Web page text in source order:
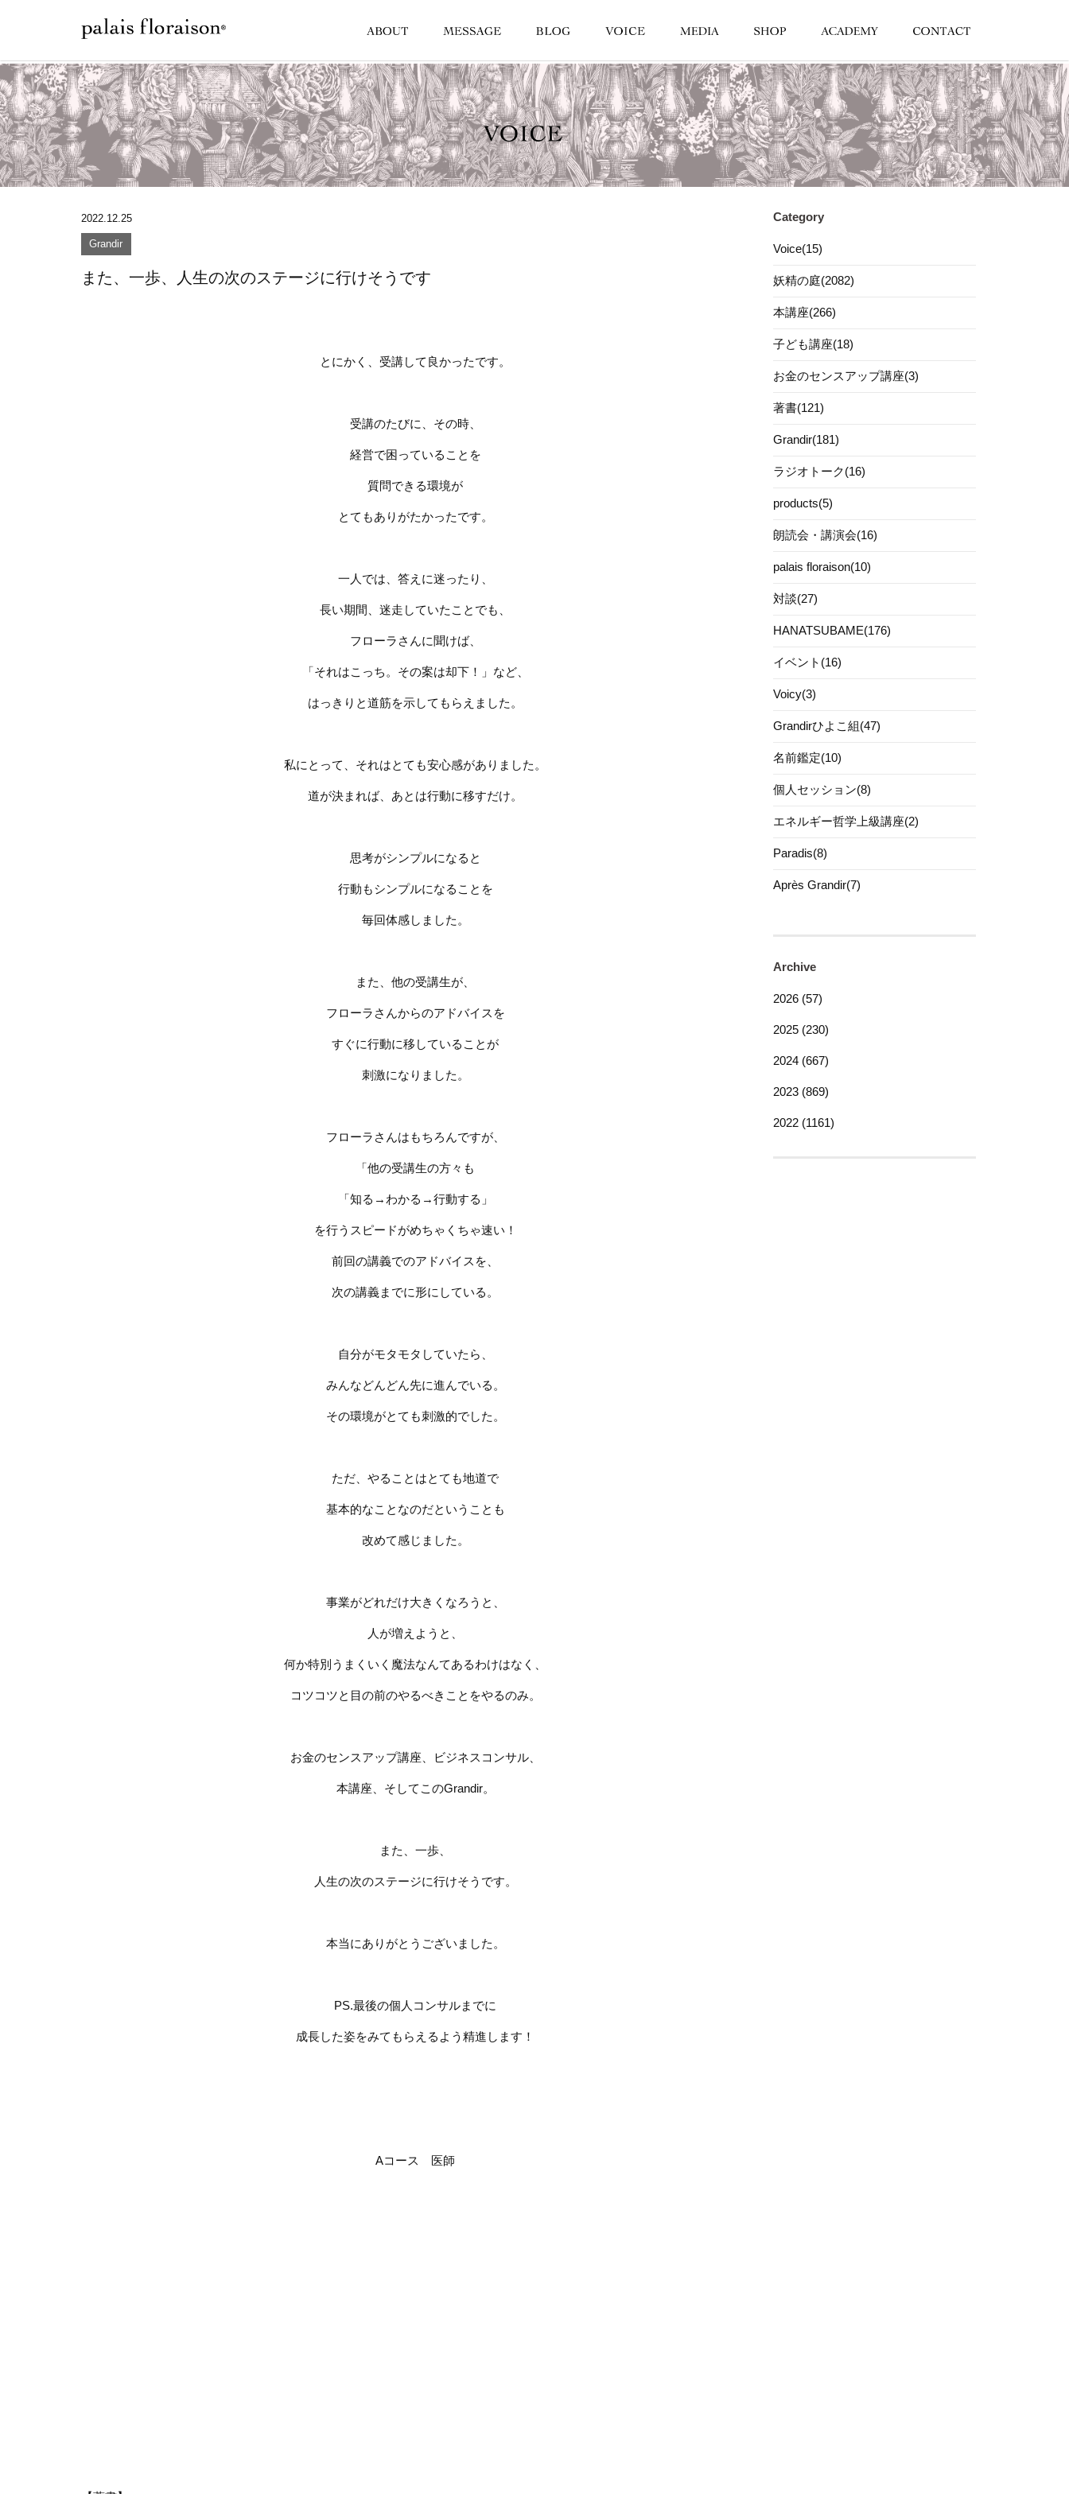
2022.12.25
Grandir
また、一歩、人生の次のステージに行けそうです
とにかく、受講して良かったです。
受講のたびに、その時、
経営で困っていることを
質問できる環境が
とてもありがたかったです。
一人では、答えに迷ったり、
長い期間、迷走していたことでも、
フローラさんに聞けば、
「それはこっち。その案は却下！」など、
はっきりと道筋を示してもらえました。
私にとって、それはとても安心感がありました。
道が決まれば、あとは行動に移すだけ。
思考がシンプルになると
行動もシンプルになることを
毎回体感しました。
また、他の受講生が、
フローラさんからのアドバイスを
すぐに行動に移していることが
刺激になりました。
フローラさんはもちろんですが、
「他の受講生の方々も
「知る → わかる →行動する」
を行うスピードがめちゃくちゃ速い！
前回の講義でのアドバイスを、
次の講義までに形にしている。
自分がモタモタしていたら、
みんなどんどん先に進んでいる。
その環境がとても刺激的でした。
ただ、やることはとても地道で
基本的なことなのだということも
改めて感じました。
事業がどれだけ大きくなろうと、
人が増えようと、
何か特別うまくいく魔法なんてあるわけはなく、
コツコツと目の前のやるべきことをやるのみ。
お金のセンスアップ講座、ビジネスコンサル、
本講座、そしてこのGrandir。
また、一歩、
人生の次のステージに行けそうです。
本当にありがとうございました。
PS.最後の個人コンサルまでに
成長した姿をみてもらえるよう精進します！
Aコース 医師
Category
Voice(15)
妖精の庭(2082)
本講座(266)
子ども講座(18)
お金のセンスアップ講座(3)
著書(121)
Grandir(181)
ラジオトーク(16)
products(5)
朗読会・講演会(16)
palais floraison(10)
対談(27)
HANATSUBAME(176)
イベント(16)
Voicy(3)
Grandirひよこ組(47)
名前鑑定(10)
個人セッション(8)
エネルギー哲学上級講座(2)
Paradis(8)
Après Grandir(7)
Archive
2026 (57)
2025 (230)
2024 (667)
2023 (869)
2022 (1161)